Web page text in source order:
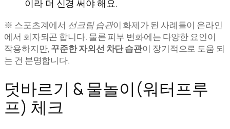
이라 더 신경 써야 해요.
※ 스포츠계에서 선크림 습관이 화제가 된 사례들이 온라인
에서 회자되곤 합니다. 물론 피부 변화에는 다양한 요인이
작용하지만,꾸준한 자외선 차단 습관이 장기적으로 도움 되
는 건 분명합니다.
덧바르기 & 물놀이(워터프루
프) 체크